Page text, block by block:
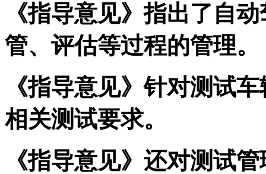
《指导意见》指出了自
管、评估等过程的管理。
《指导意见》针对测试
相关测试要求。
《指导意见》还对测试